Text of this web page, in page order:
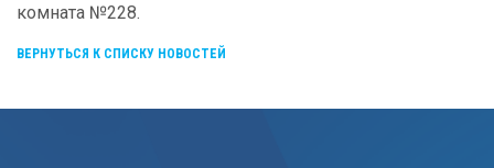
комната №228.
ВЕРНУТЬСЯ К СПИСКУ НОВОСТЕЙ